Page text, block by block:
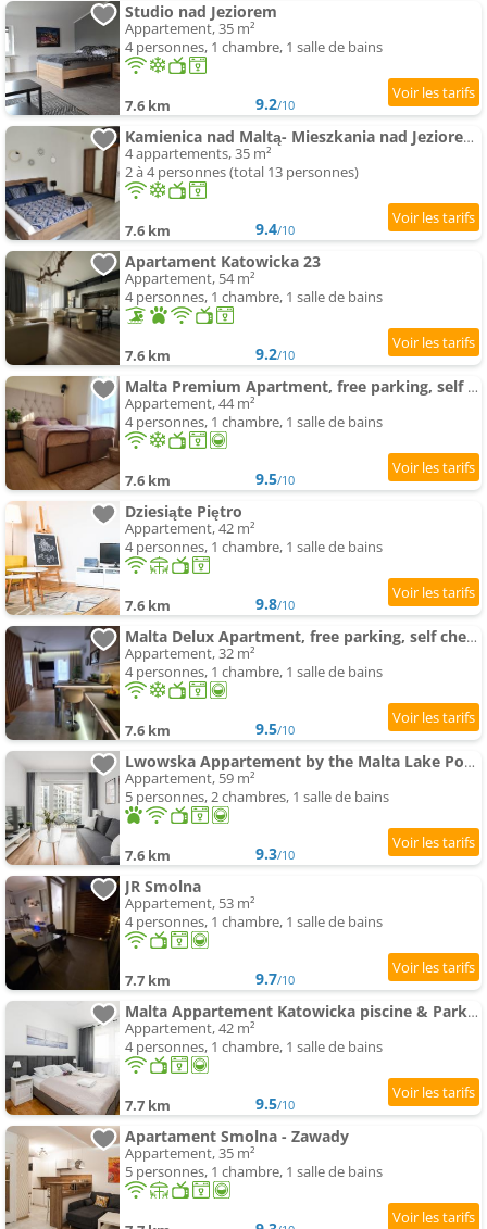
Studio nad Jeziorem
Appartement, 35 m²
4 personnes, 1 chambre, 1 salle de bains
7.6 km 9.2/10
Kamienica nad Maltą- Mieszkania nad Jeziorem Maltańskim
4 appartements, 35 m²
2 à 4 personnes (total 13 personnes)
7.6 km 9.4/10
Apartament Katowicka 23
Appartement, 54 m²
4 personnes, 1 chambre, 1 salle de bains
7.6 km 9.2/10
Malta Premium Apartment, free parking, self check-in 24h,climatisation
Appartement, 44 m²
4 personnes, 1 chambre, 1 salle de bains
7.6 km 9.5/10
Dziesiąte Piętro
Appartement, 42 m²
4 personnes, 1 chambre, 1 salle de bains
7.6 km 9.8/10
Malta Delux Apartment, free parking, self check-in 24h,climatisation
Appartement, 32 m²
4 personnes, 1 chambre, 1 salle de bains
7.6 km 9.5/10
Lwowska Appartement by the Malta Lake Poznań by Noclegi Renters
Appartement, 59 m²
5 personnes, 2 chambres, 1 salle de bains
7.6 km 9.3/10
JR Smolna
Appartement, 53 m²
4 personnes, 1 chambre, 1 salle de bains
7.7 km 9.7/10
Malta Appartement Katowicka piscine & Parking by Noclegi Renters
Appartement, 42 m²
4 personnes, 1 chambre, 1 salle de bains
7.7 km 9.5/10
Apartament Smolna - Zawady
Appartement, 35 m²
5 personnes, 1 chambre, 1 salle de bains